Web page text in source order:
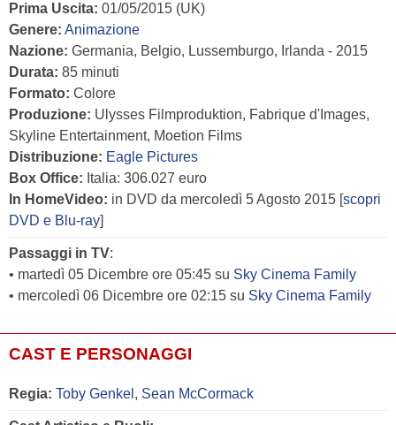
Prima Uscita: 01/05/2015 (UK)
Genere: Animazione
Nazione: Germania, Belgio, Lussemburgo, Irlanda - 2015
Durata: 85 minuti
Formato: Colore
Produzione: Ulysses Filmproduktion, Fabrique d'Images,
Skyline Entertainment, Moetion Films
Distribuzione: Eagle Pictures
Box Office: Italia: 306.027 euro
In HomeVideo: in DVD da mercoledì 5 Agosto 2015 [scopri
DVD e Blu-ray]
Passaggi in TV:
• martedì 05 Dicembre ore 05:45 su Sky Cinema Family
• mercoledì 06 Dicembre ore 02:15 su Sky Cinema Family
CAST E PERSONAGGI
Regia: Toby Genkel , Sean McCormack